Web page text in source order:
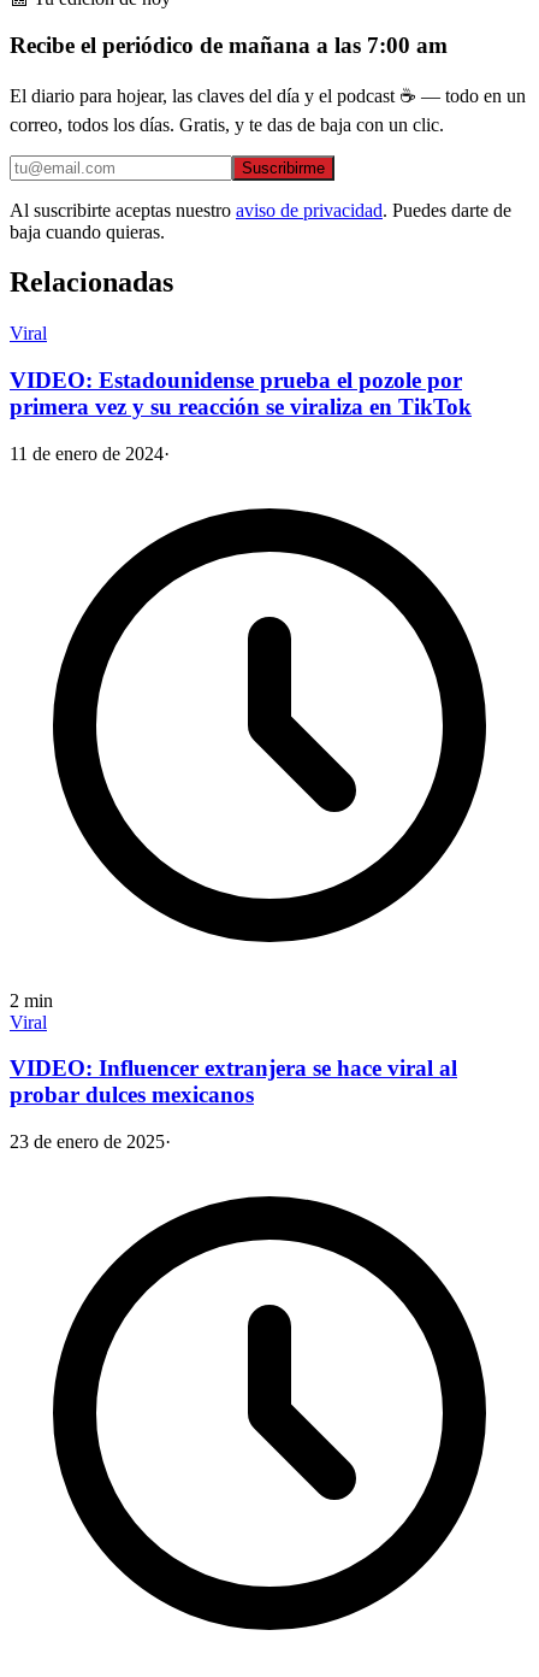
Recibe el periódico de mañana a las 7:00 am
El diario para hojear, las claves del día y el podcast ☕ — todo en un
correo, todos los días. Gratis, y te das de baja con un clic.
Suscribirme
Al suscribirte aceptas nuestro aviso de privacidad. Puedes darte de
baja cuando quieras.
Relacionadas
Viral
VIDEO: Estadounidense prueba el pozole por
primera vez y su reacción se viraliza en TikTok
11 de enero de 2024·
2 min
Viral
VIDEO: Influencer extranjera se hace viral al
probar dulces mexicanos
23 de enero de 2025·